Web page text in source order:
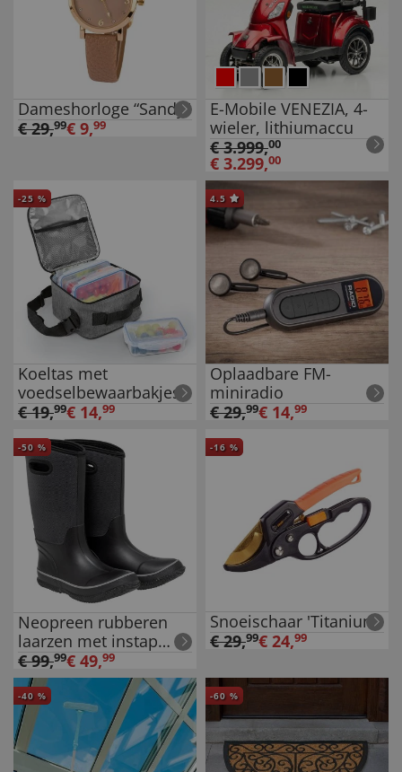
Dameshorloge “Sandy”
€29,99€ 9,99
E-Mobile VENEZIA, 4-
wieler, lithiumaccu
€3.999,00
€ 3.299,00
-25 %
Koeltas met
voedselbewaarbakjes
€19,99€ 14,99
4.5
Oplaadbare FM-
miniradio
€29,99€ 14,99
-50 %
Neopreen rubberen
laarzen met instap
hulp
€99,99€ 49,99
-16 %
Snoeischaar 'Titanium'
€29,99€ 24,99
-40 % -60 %